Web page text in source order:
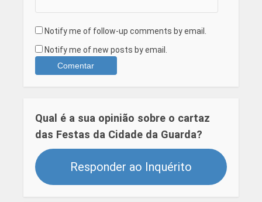
Notify me of follow-up comments by email.
Notify me of new posts by email.
Qual é a sua opinião sobre o cartaz
das Festas da Cidade da Guarda?
Responder ao Inquérito